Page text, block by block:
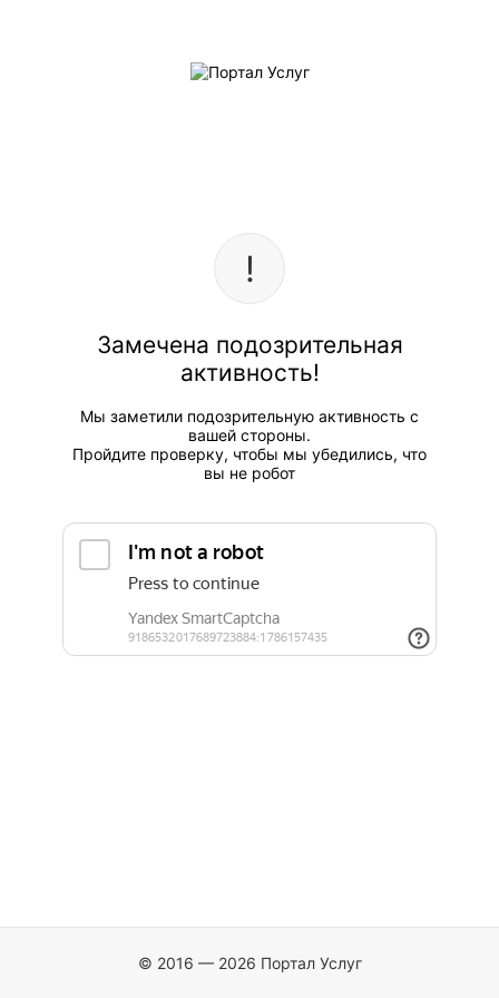
Замечена подозрительная
активность!
Мы заметили подозрительную активность с
вашей стороны.
Пройдите проверку, чтобы мы убедились, что
вы не робот
© 2016 — 2026 Портал Услуг